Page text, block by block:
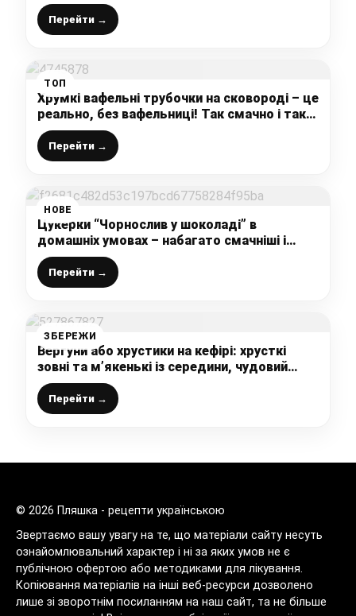
настільки пишної випічки я ще не пробувала
Перейти →
ТОП
Хрумкі вафельні трубочки на сковороді – це
реально, без вафельниці! Так смачно і так
просто
Перейти →
НОВЕ
Цукерки “Чорнослив у шоколаді” в
домашніх умовах – набагато смачніші і
корисніші за магазинні
Перейти →
ЗБЕРЕЖИ
Вергуни або хрустики на кефірі: хрусткі
зовні та м’якенькі із середини, чудовий
рецепт від української господині
Перейти →
© 2026 Пляшка - рецепти українською
Звертаємо вашу увагу на те, що матеріали сайту несуть
ознайомлювальний характер і ні за яких умов не є
публічною офертою або методиками для лікування.
Копіювання матеріалів на інші веб-ресурси дозволено
лише зі зворотнім посиланням на наш сайт, та не більше